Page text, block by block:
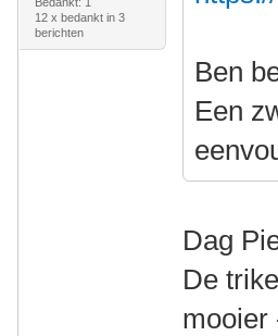
12 x bedankt in 3
berichten
Ben
Een
Dag
De
mooier